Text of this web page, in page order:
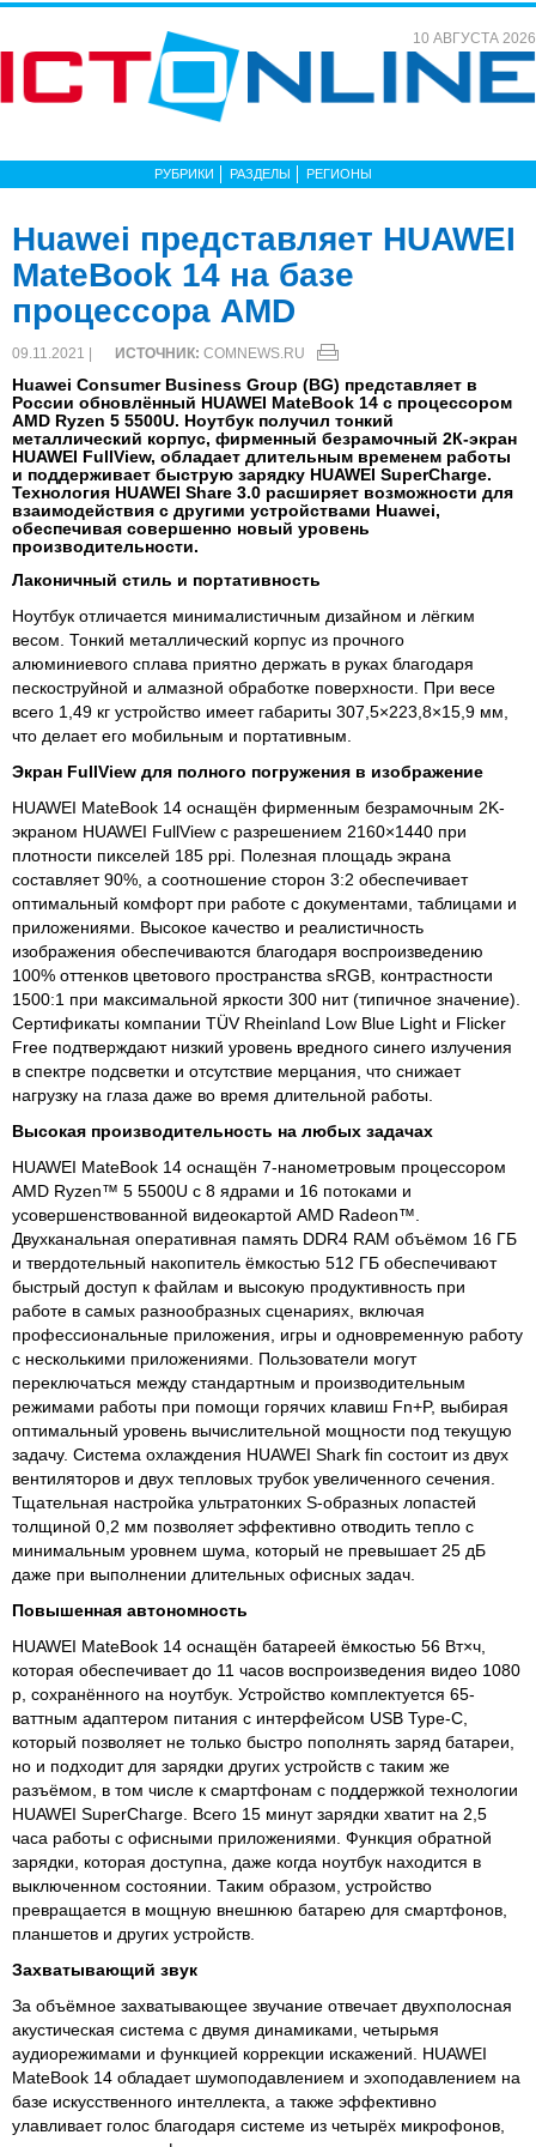
10 АВГУСТА 2026
РУБРИКИ РАЗДЕЛЫ РЕГИОНЫ
Huawei представляет HUAWEI
MateBook 14 на базе
процессора AMD
09.11.2021 | ИСТОЧНИК: COMNEWS.RU
Huawei Consumer Business Group (BG) представляет в
России обновлённый HUAWEI MateBook 14 с процессором
AMD Ryzen 5 5500U. Ноутбук получил тонкий
металлический корпус, фирменный безрамочный 2К-экран
HUAWEI FullView, обладает длительным временем работы
и поддерживает быструю зарядку HUAWEI SuperCharge.
Технология HUAWEI Share 3.0 расширяет возможности для
взаимодействия с другими устройствами Huawei,
обеспечивая совершенно новый уровень
производительности.
Лаконичный стиль и портативность
Ноутбук отличается минималистичным дизайном и лёгким
весом. Тонкий металлический корпус из прочного
алюминиевого сплава приятно держать в руках благодаря
пескоструйной и алмазной обработке поверхности. При весе
всего 1,49 кг устройство имеет габариты 307,5×223,8×15,9 мм,
что делает его мобильным и портативным.
Экран FullView для полного погружения в изображение
HUAWEI MateBook 14 оснащён фирменным безрамочным 2K-
экраном HUAWEI FullView с разрешением 2160×1440 при
плотности пикселей 185 ppi. Полезная площадь экрана
составляет 90%, а соотношение сторон 3:2 обеспечивает
оптимальный комфорт при работе с документами, таблицами и
приложениями. Высокое качество и реалистичность
изображения обеспечиваются благодаря воспроизведению
100% оттенков цветового пространства sRGB, контрастности
1500:1 при максимальной яркости 300 нит (типичное значение).
Сертификаты компании TÜV Rheinland Low Blue Light и Flicker
Free подтверждают низкий уровень вредного синего излучения
в спектре подсветки и отсутствие мерцания, что снижает
нагрузку на глаза даже во время длительной работы.
Высокая производительность на любых задачах
HUAWEI MateBook 14 оснащён 7-нанометровым процессором
AMD Ryzen™ 5 5500U с 8 ядрами и 16 потоками и
усовершенствованной видеокартой AMD Radeon™.
Двухканальная оперативная память DDR4 RAM объёмом 16 ГБ
и твердотельный накопитель ёмкостью 512 ГБ обеспечивают
быстрый доступ к файлам и высокую продуктивность при
работе в самых разнообразных сценариях, включая
профессиональные приложения, игры и одновременную работу
с несколькими приложениями. Пользователи могут
переключаться между стандартным и производительным
режимами работы при помощи горячих клавиш Fn+P, выбирая
оптимальный уровень вычислительной мощности под текущую
задачу. Система охлаждения HUAWEI Shark fin состоит из двух
вентиляторов и двух тепловых трубок увеличенного сечения.
Тщательная настройка ультратонких S-образных лопастей
толщиной 0,2 мм позволяет эффективно отводить тепло с
минимальным уровнем шума, который не превышает 25 дБ
даже при выполнении длительных офисных задач.
Повышенная автономность
HUAWEI MateBook 14 оснащён батареей ёмкостью 56 Вт×ч,
которая обеспечивает до 11 часов воспроизведения видео 1080
p, сохранённого на ноутбук. Устройство комплектуется 65-
ваттным адаптером питания с интерфейсом USB Type-C,
который позволяет не только быстро пополнять заряд батареи,
но и подходит для зарядки других устройств с таким же
разъёмом, в том числе к смартфонам с поддержкой технологии
HUAWEI SuperCharge. Всего 15 минут зарядки хватит на 2,5
часа работы с офисными приложениями. Функция обратной
зарядки, которая доступна, даже когда ноутбук находится в
выключенном состоянии. Таким образом, устройство
превращается в мощную внешнюю батарею для смартфонов,
планшетов и других устройств.
Захватывающий звук
За объёмное захватывающее звучание отвечает двухполосная
акустическая система с двумя динамиками, четырьмя
аудиорежимами и функцией коррекции искажений. HUAWEI
MateBook 14 обладает шумоподавлением и эхоподавлением на
базе искусственного интеллекта, а также эффективно
улавливает голос благодаря системе из четырёх микрофонов,